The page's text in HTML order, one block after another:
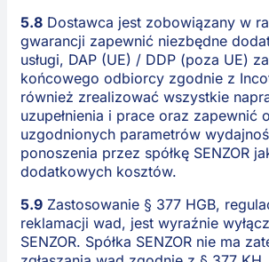
5.8Dostawca jest zobowiązany w
gwarancji zapewnić niezbędne
usługi, DAP (UE) / DDP (poza UE)
końcowego odbiorcy zgodnie z
również zrealizować wszystkie
uzupełnienia i prace oraz zapewnić
uzgodnionych parametrów
ponoszenia przez spółkę SENZOR
dodatkowych kosztów.
5.9Zastosowanie § 377 HGB,
reklamacji wad, jest wyraźnie
SENZOR. Spółka SENZOR nie ma